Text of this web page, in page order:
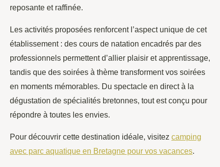
reposante et raffinée.
Les activités proposées renforcent l’aspect unique de cet
établissement : des cours de natation encadrés par des
professionnels permettent d’allier plaisir et apprentissage,
tandis que des soirées à thème transforment vos soirées
en moments mémorables. Du spectacle en direct à la
dégustation de spécialités bretonnes, tout est conçu pour
répondre à toutes les envies.
Pour découvrir cette destination idéale, visitez camping
avec parc aquatique en Bretagne pour vos vacances